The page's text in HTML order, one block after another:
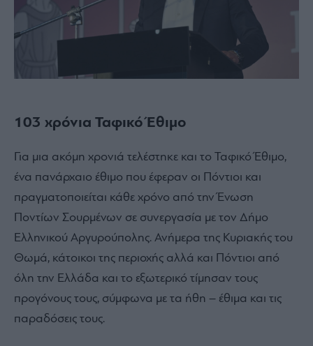
103 χρόνια Ταφικό Έθιμο
Για μια ακόμη χρονιά τελέστηκε και το Ταφικό Έθιμο,
ένα πανάρχαιο έθιμο που έφεραν οι Πόντιοι και
πραγματοποιείται κάθε χρόνο από την Ένωση
Ποντίων Σουρμένων σε συνεργασία με τον Δήμο
Ελληνικού Αργυρούπολης. Ανήμερα της Κυριακής του
Θωμά, κάτοικοι της περιοχής αλλά και Πόντιοι από
όλη την Ελλάδα και το εξωτερικό τίμησαν τους
προγόνους τους, σύμφωνα με τα ήθη – έθιμα και τις
παραδόσεις τους.